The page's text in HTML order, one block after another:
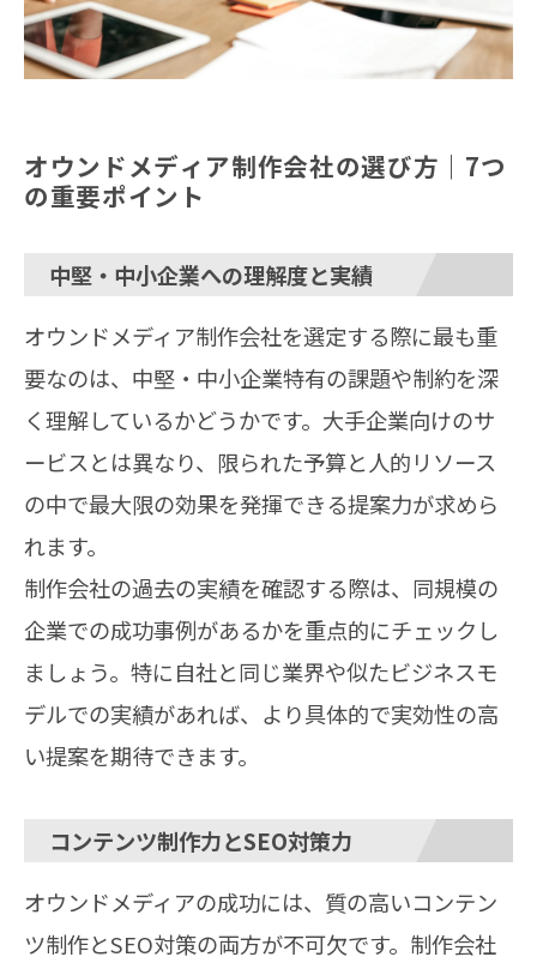
オウンドメディア制作会社の選び方｜7つ
の重要ポイント
中堅・中小企業への理解度と実績
オウンドメディア制作会社を選定する際に最も重
要なのは、中堅・中小企業特有の課題や制約を深
く理解しているかどうかです。大手企業向けのサ
ービスとは異なり、限られた予算と人的リソース
の中で最大限の効果を発揮できる提案力が求めら
れます。
制作会社の過去の実績を確認する際は、同規模の
企業での成功事例があるかを重点的にチェックし
ましょう。特に自社と同じ業界や似たビジネスモ
デルでの実績があれば、より具体的で実効性の高
い提案を期待できます。
コンテンツ制作力とSEO対策力
オウンドメディアの成功には、質の高いコンテン
ツ制作とSEO対策の両方が不可欠です。制作会社